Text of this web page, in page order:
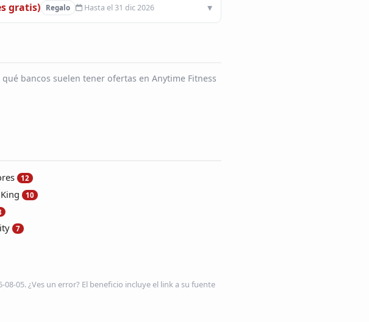
gratis) Regalo Hasta el 31 dic 2026
bancos suelen tener ofertas en Anytime Fitness
12
10
7
05. ¿Ves un error? El beneficio incluye el link a su fuente